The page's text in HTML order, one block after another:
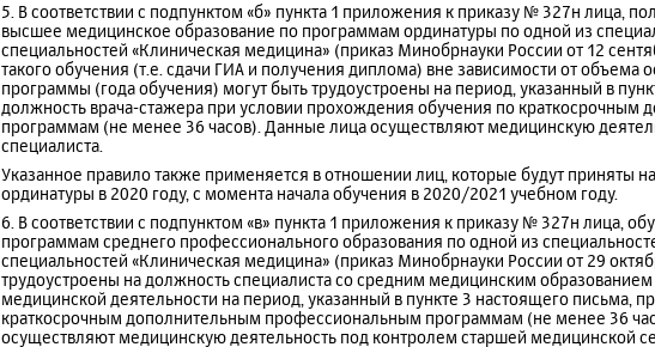
5. В соответствии с подпунктом «б» пункта 1 приложения к приказу № 327н лица,
высшее медицинское образование по программам ординатуры по одной из
специальностей «Клиническая медицина» (приказ Минобрнауки России от 12
такого обучения (т.е. сдачи ГИА и получения диплома) вне зависимости от объема
программы (года обучения) могут быть трудоустроены на период, указанный в
должность врача-стажера при условии прохождения обучения по
программам (не менее 36 часов). Данные лица осуществляют медицинскую
специалиста.
Указанное правило также применяется в отношении лиц, которые будут приняты
ординатуры в 2020 году, с момента начала обучения в 2020/2021 учебном году.
6. В соответствии с подпунктом «в» пункта 1 приложения к приказу № 327н лица,
программам среднего профессионального образования по одной из
специальностей «Клиническая медицина» (приказ Минобрнауки России от 29
трудоустроены на должность специалиста со средним медицинским
медицинской деятельности на период, указанный в пункте 3 настоящего письма,
краткосрочным дополнительным профессиональным программам (не менее 36
осуществляют медицинскую деятельность под контролем старшей медицинской